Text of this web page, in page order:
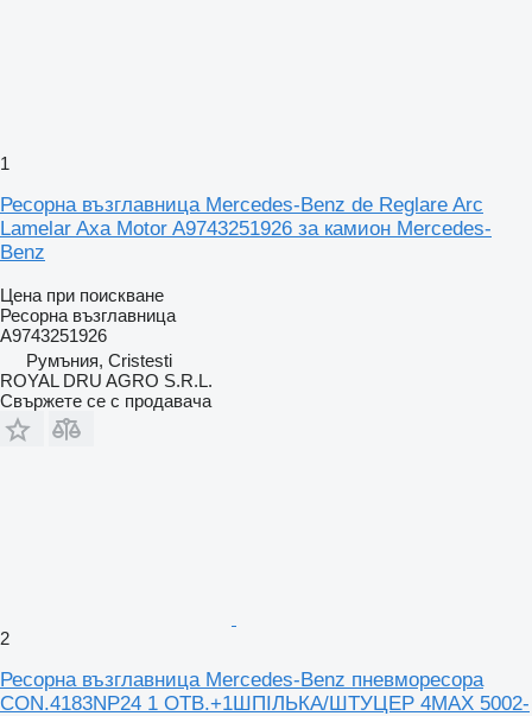
1
Ресорна възглавница Mercedes-Benz de Reglare Arc
Lamelar Axa Motor A9743251926 за камион Mercedes-
Benz
Цена при поискване
Ресорна възглавница
A9743251926
Румъния, Cristesti
ROYAL DRU AGRO S.R.L.
Свържете се с продавача
2
Ресорна възглавница Mercedes-Benz пневморесора
CON.4183NP24 1 ОТВ.+1ШПІЛЬКА/ШТУЦЕР 4MAX 5002-